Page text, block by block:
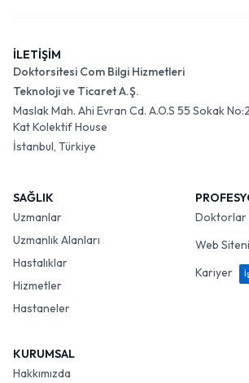
İLETİŞİM
Doktorsitesi Com Bilgi Hizmetleri
Teknoloji ve Ticaret A.Ş.
Maslak Mah. Ahi Evran Cd. A.O.S 55 Sokak
Kat Kolektif House
İstanbul, Türkiye
SAĞLIK
Uzmanlar
Uzmanlık Alanları
Hastalıklar
Hizmetler
Hastaneler
Doktorlar
Web
Kariyer
KURUMSAL
Hakkımızda